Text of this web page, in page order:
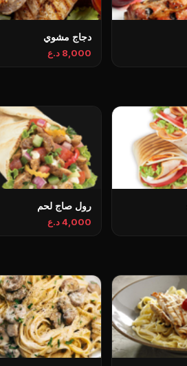
دجاج مشوي
8,000 د.ع
رول صاج لحم
4,000 د.ع